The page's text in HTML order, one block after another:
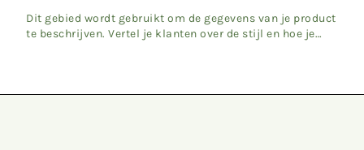
prijs
Dit gebied wordt gebruikt om de gegevens van je product
te beschrijven. Vertel je klanten over de stijl en hoe je